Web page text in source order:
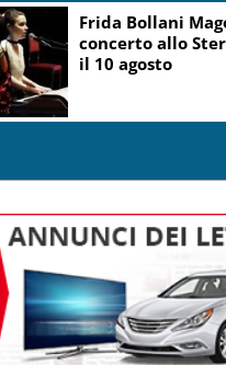
“Questa sera
campagna
locali da ballo